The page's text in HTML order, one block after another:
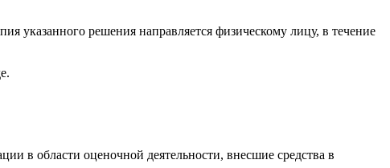
решения направляется физическому лицу, в течение
в области оценочной деятельности, внесшие средства в